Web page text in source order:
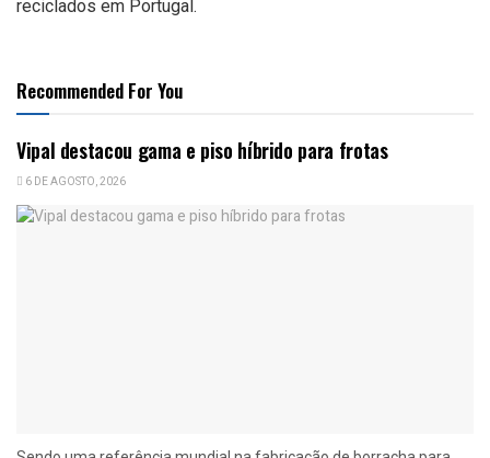
reciclados em Portugal.
Recommended For You
Vipal destacou gama e piso híbrido para frotas
6 DE AGOSTO, 2026